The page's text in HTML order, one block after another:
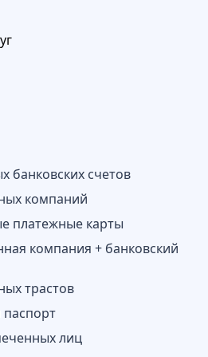
банковских счетов
компаний
платежные карты
компания + банковский
трастов
паспорт
лиц